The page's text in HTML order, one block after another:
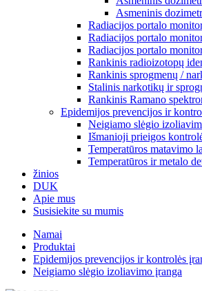
Asmeninis
Radiacijos portalo
Radiacijos portalo
Radiacijos portalo
Rankinis radioizotopų
Rankinis sprogmenų /
Stalinis narkotikų ir
Rankinis Ramano
Epidemijos prevencijos ir
Neigiamo slėgio
Išmanioji prieigos
Temperatūros matavimo
Temperatūros ir metalo
žinios
DUK
Apie mus
Susisiekite su mumis
Namai
Produktai
Epidemijos prevencijos ir kontrolės
Neigiamo slėgio izoliavimo įranga